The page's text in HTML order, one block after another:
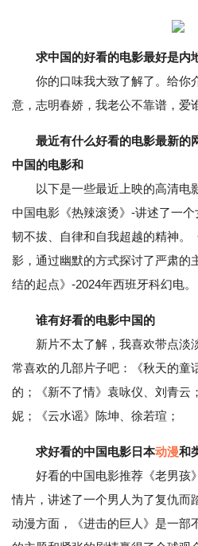
求中国的好看的电影最好是内
你的口味我大致了解了。给你
意，志明春娇，我老公不靠谱，爱
最近有什么好看的电影最新的
中国的电影和
以下是一些最近上映的高清电影
中国电影《热辣滚烫》-讲述了一
韧不拔、自律和自我超越的精神。
影，通过幽默的方式探讨了严肃的
结的起点》-2024年西班牙科幻电。
谁有好看的电影中国的
新片不太了解，我喜欢带点淡
常喜欢的几部片子吧：《秋天的童
的；《新不了情》袁咏仪、刘青云
妮；《云水谣》陈坤、徐若瑄；
求好看的中国电影日本动漫和
好看的中国电影推荐《老男孩
情片，讲述了一个男人为了复仇而
动漫方面，《进击的巨人》是一部